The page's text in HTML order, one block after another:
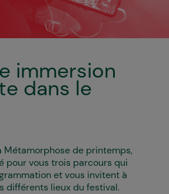
immersion
dans le
Métamorphose de printemps,
pour vous trois parcours qui
et vous invitent à
différents lieux du festival.